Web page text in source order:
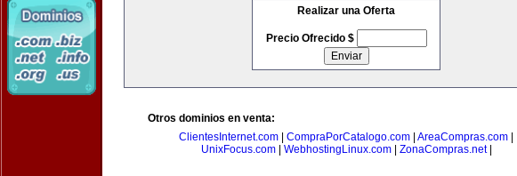
Realizar una Oferta
Precio Ofrecido $
Otros dominios en venta:
ClientesInternet.com
CompraPorCatalogo.com AreaCompras.com
UnixFocus.com| WebhostingLinux.com| ZonaCompras.net|